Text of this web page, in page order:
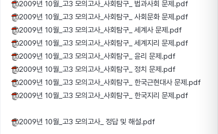
2009년 10월_고3 모의고사_사회탐구_ 법과사회 문제.pdf
2009년 10월_고3 모의고사_사회탐구_ 사회문화 문제.pdf
2009년 10월_고3 모의고사_사회탐구_ 세계사 문제.pdf
2009년 10월_고3 모의고사_사회탐구_ 세계지리 문제.pdf
2009년 10월_고3 모의고사_사회탐구_ 윤리 문제.pdf
2009년 10월_고3 모의고사_사회탐구_ 정치 문제.pdf
2009년 10월_고3 모의고사_사회탐구_ 한국근현대사 문제.pdf
2009년 10월_고3 모의고사_사회탐구_ 한국지리 문제.pdf
2009년 10월_고3 모의고사_ 정답 및 해설.pdf